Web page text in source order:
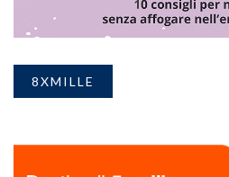
8XMILLE